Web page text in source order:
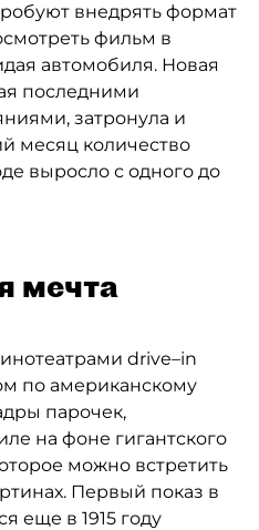
внедрять формат
фильм в
автомобиля. Новая
последними
затронула и
месяц количество
выросло с одного до
мечта
drive–in
по американскому
парочек,
на фоне гигантского
можно встретить
Первый показ в
еще в 1915 году